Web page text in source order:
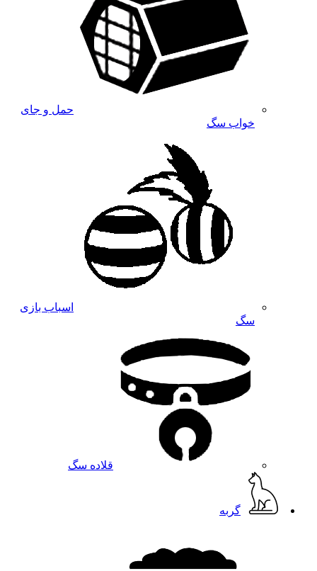
حمل و جای
خواب سگ
اسباب بازی
سگ
قلاده سگ
گربه